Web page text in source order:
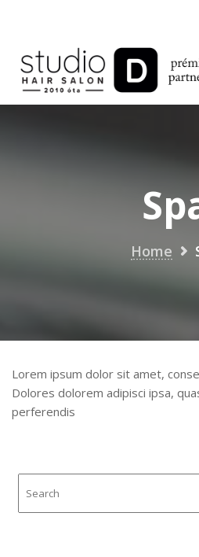
content
Home
Lorem ipsum dolor sit amet,
Dolores dolorem adipisci ipsa,
perferendis